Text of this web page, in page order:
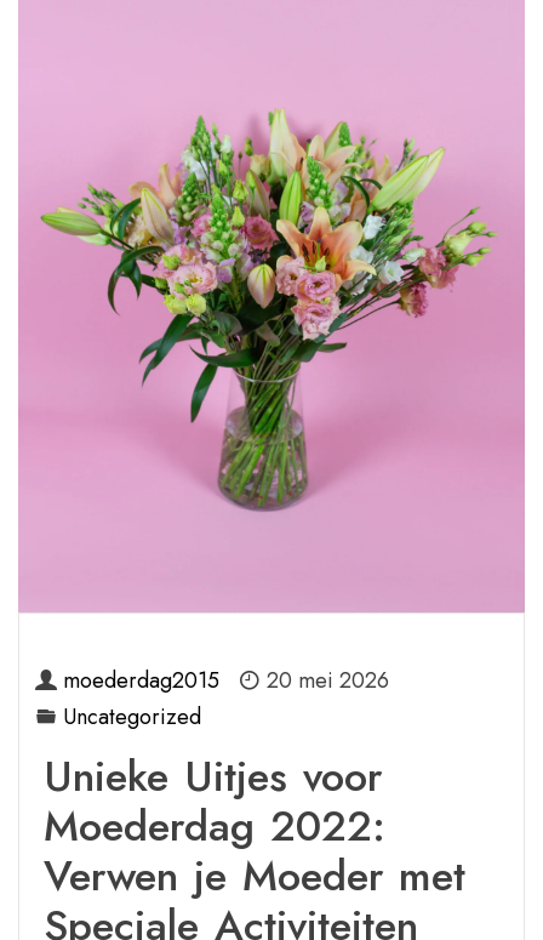
moederdag2015
20 mei 2026
Uncategorized
Unieke Uitjes voor
Moederdag 2022:
Verwen je Moeder met
Speciale Activiteiten